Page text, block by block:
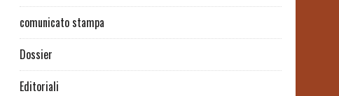
comunicato stampa
Dossier
Editoriali